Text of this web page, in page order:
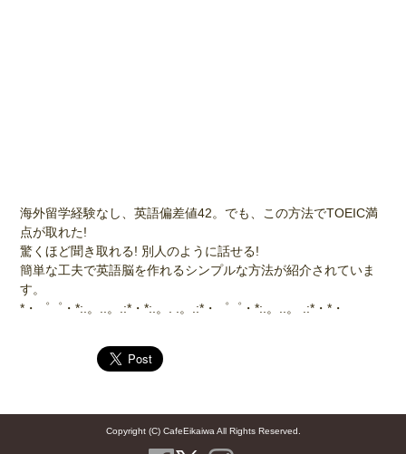
海外留学経験なし、英語偏差値42。でも、この方法でTOEIC満
点が取れた!
驚くほど聞き取れる! 別人のように話せる!
簡単な工夫で英語脳を作れるシンプルな方法が紹介されていま
す。
*・゜゜・*:.。..。.:*・*:.。. .。.:*・゜゜・*:.。..。 .:*・*・
Copyright (C) CafeEikaiwa All Rights Reserved.